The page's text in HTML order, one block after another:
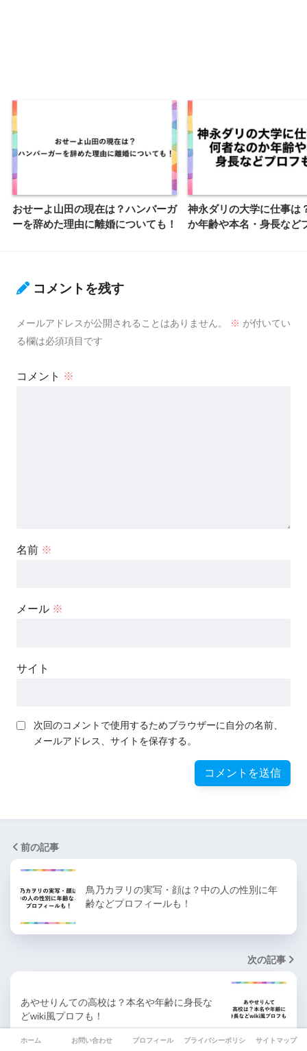
おせーよ山田の現在は？ハンバーガ
ーを辞めた理由に離婚についても！
神永ダリの大学に仕事は
か年齢や本名・身長など
コメントを残す
メールアドレスが公開されることはありません。 ※ が付いてい
る欄は必須項目です
コメント ※
名前 ※
メール ※
サイト
次回のコメントで使用するためブラウザーに自分の名前、
メールアドレス、サイトを保存する。
前の記事
鳥乃カヲリの実写・顔は？中の人の性別に年
齢などプロフィールも！
次の記事
あやせりんての高校は？本名や年齢に身長な
どwiki風プロフも！
ホーム お問い合わせ プロフィール プライバシーポリシー サイトマップ